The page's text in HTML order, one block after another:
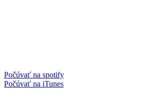
Počúvať na spotify
Počúvať na iTunes